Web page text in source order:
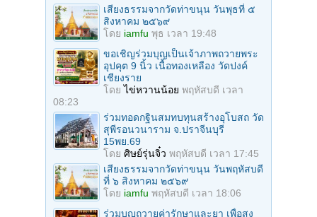
เสียงธรรมจากวัดท่าขนุน วันพุธที่ ๕
สิงหาคม ๒๕๖๙
โดย iamfu พุธ เวลา 19:48
ขอเชิญร่วมบุญเป็นเจ้าภาพถวายพระ
อุปคุต 9 นิ้ว เนื้อทองเหลือง วัดปงค์
เชียงราย
โดยไข่หวานน้อย พฤหัสบดี เวลา
08:23
ร่วมทอดกฐินสมทบทุนสร้างอุโบสถ วัด
สุพีรอนวนาราม จ.ปราจีนบุรี
15พย.69
โดย ศิษย์รุ่นจิ๋ว พฤหัสบดี เวลา 17:45
เสียงธรรมจากวัดท่าขนุน วันพฤหัสบดี
ที่ ๖ สิงหาคม ๒๕๖๙
โดย iamfu พฤหัสบดี เวลา 18:06
ร่วมบุญถวายค่ารักษาและยา เพื่อสง